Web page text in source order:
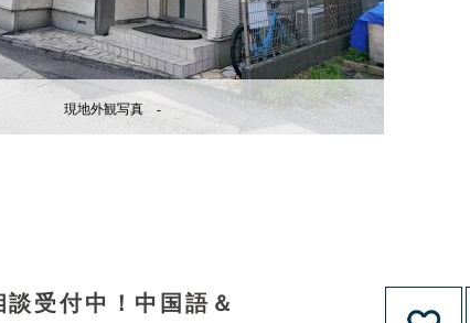
現地外観写真 -
受付中！中国語＆